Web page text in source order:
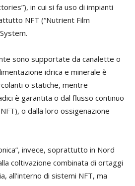
in cui si fa uso di impianti
NFT (“Nutrient Film
sono supportate da canalette o
idrica e minerale è
o statiche, mentre
è garantita o dal flusso continuo
o dalla loro ossigenazione
invece, soprattutto in Nord
coltivazione combinata di ortaggi
all’interno di sistemi NFT, ma